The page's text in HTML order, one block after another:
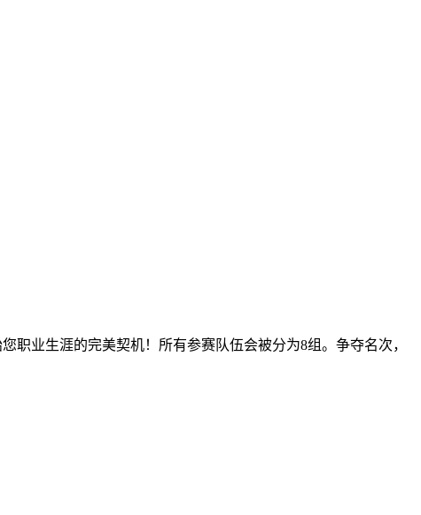
职业生涯的完美契机！所有参赛队伍会被分为8组。争夺名次，